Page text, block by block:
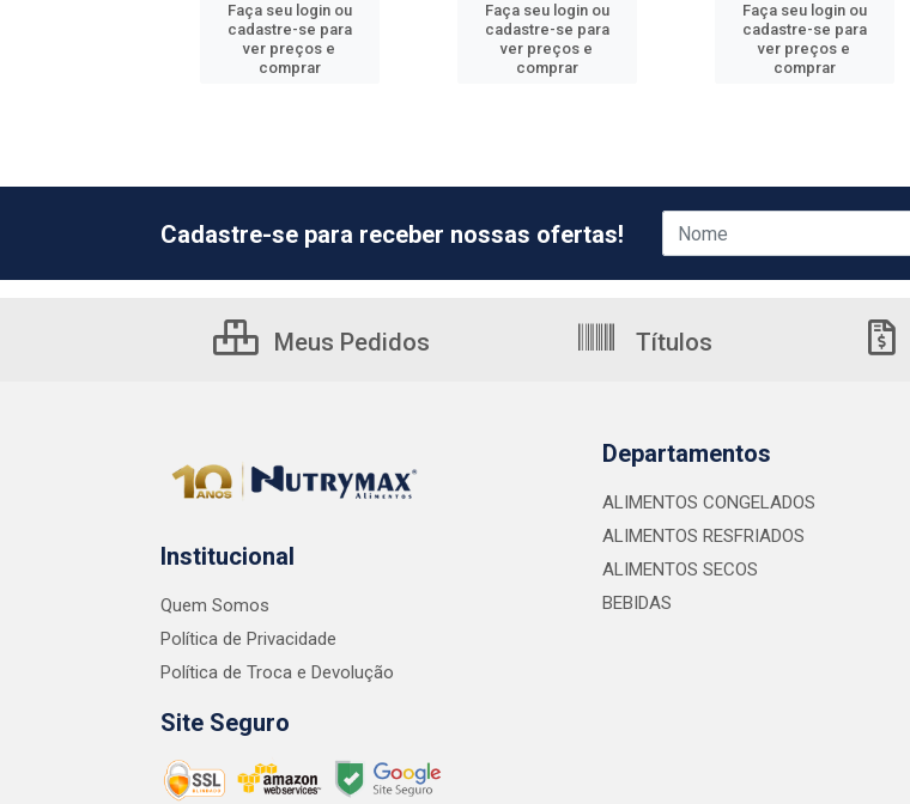
Faça seu login ou
cadastre-se para
ver preços e
comprar
Faça seu login ou
cadastre-se para
ver preços e
comprar
Faça seu login ou
cadastre-se para
ver preços e
comprar
Cadastre-se para receber nossas ofertas!
Meus Pedidos Títulos
Institucional
Quem Somos
Política de Privacidade
Política de Troca e Devolução
Site Seguro
Departamentos
ALIMENTOS CONGELADOS
ALIMENTOS RESFRIADOS
ALIMENTOS SECOS
BEBIDAS